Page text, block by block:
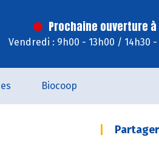
Prochaine ouverture
Vendredi : 9h00 - 13h00 / 14h30 -
Biocoop